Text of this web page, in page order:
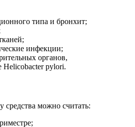
типа и бронхит;
инфекции;
органов,
pylori.
можно считать: